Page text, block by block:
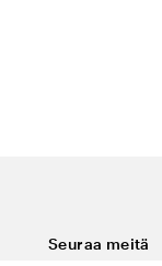
Seuraa meitä